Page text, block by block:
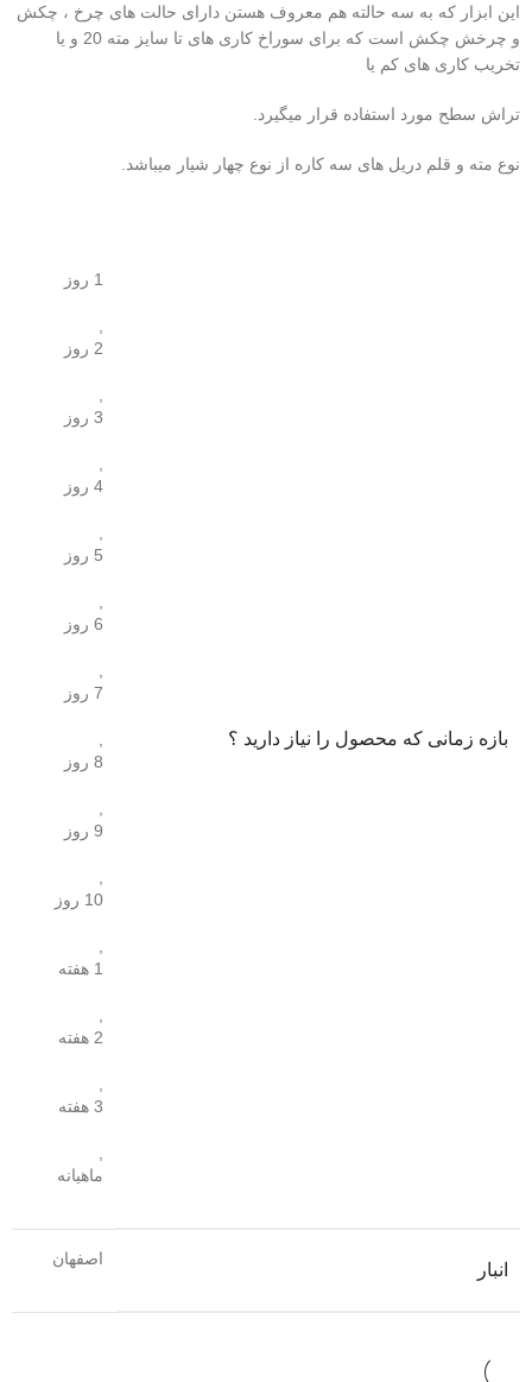
این ابزار که به سه حالته هم معروف هستن دارای حالت های چرخ ، چکش
و چرخش چکش است که برای سوراخ کاری های تا سایز مته 20 و یا
تخریب کاری های کم یا
تراش سطح مورد استفاده قرار میگیرد.
نوع مته و قلم دریل های سه کاره از نوع چهار شیار میباشد.
بازه زمانی که محصول را نیاز دارید ؟
1 روز
2 روز
3 روز
4 روز
5 روز
6 روز
7 روز
8 روز
9 روز
10 روز
1 هفته
2 هفته
3 هفته
ماهیانه
انبار
اصفهان